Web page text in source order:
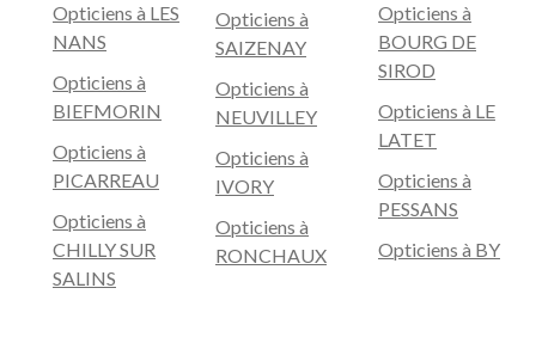
Opticiens à LES
NANS
Opticiens à
BIEFMORIN
Opticiens à
PICARREAU
Opticiens à
CHILLY SUR
SALINS
Opticiens à
SAIZENAY
Opticiens à
NEUVILLEY
Opticiens à
IVORY
Opticiens à
RONCHAUX
Opticiens à
BOURG DE
SIROD
Opticiens à LE
LATET
Opticiens à
PESSANS
Opticiens à BY